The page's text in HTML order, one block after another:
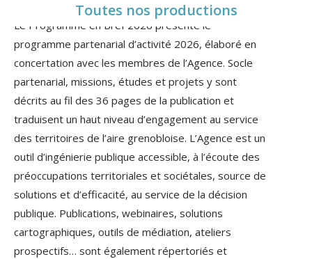
Toutes nos productions
Le Programme en Bref 2026 présente le
programme partenarial d’activité 2026, élaboré en
concertation avec les membres de l’Agence. Socle
partenarial, missions, études et projets y sont
décrits au fil des 36 pages de la publication et
traduisent un haut niveau d’engagement au service
des territoires de l’aire grenobloise. L’Agence est un
outil d’ingénierie publique accessible, à l’écoute des
préoccupations territoriales et socié­tales, source de
solutions et d’efficacité, au service de la décision
publique. Publications, webinaires, solutions
cartographiques, outils de médiation, ateliers
prospectifs… sont également répertoriés et